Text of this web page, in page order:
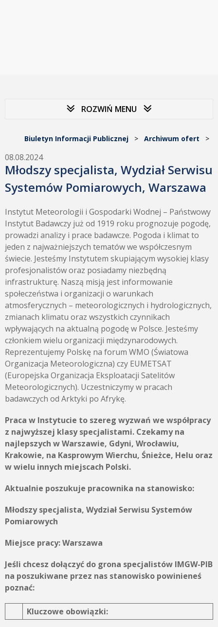
ROZWIŃ MENU
Biuletyn Informacji Publicznej > Archiwum ofert >
08.08.2024
Młodszy specjalista, Wydział Serwisu
Systemów Pomiarowych, Warszawa
Instytut Meteorologii i Gospodarki Wodnej – Państwowy
Instytut Badawczy już od 1919 roku prognozuje pogodę,
prowadzi analizy i prace badawcze. Pogoda i klimat to
jeden z najważniejszych tematów we współczesnym
świecie. Jesteśmy Instytutem skupiającym wysokiej klasy
profesjonalistów oraz posiadamy niezbędną
infrastrukturę. Naszą misją jest informowanie
społeczeństwa i organizacji o warunkach
atmosferycznych – meteorologicznych i hydrologicznych,
zmianach klimatu oraz wszystkich czynnikach
wpływających na aktualną pogodę w Polsce. Jesteśmy
członkiem wielu organizacji międzynarodowych.
Reprezentujemy Polskę na forum WMO (Światowa
Organizacja Meteorologiczna) czy EUMETSAT
(Europejska Organizacja Eksploatacji Satelitów
Meteorologicznych). Uczestniczymy w pracach
badawczych od Arktyki po Afrykę.
Praca w Instytucie to szereg wyzwań we współpracy
z najwyższej klasy specjalistami. Czekamy na
najlepszych w Warszawie, Gdyni, Wrocławiu,
Krakowie, na Kasprowym Wierchu, Śnieżce, Helu oraz
w wielu innych miejscach Polski.
Aktualnie poszukuje pracownika na stanowisko:
Młodszy specjalista, Wydział Serwisu Systemów
Pomiarowych
Miejsce pracy:Warszawa
Jeśli chcesz dołączyć do grona specjalistów IMGW-PIB
na poszukiwane przez nas stanowisko powinieneś
poznać:
Kluczowe obowiązki: